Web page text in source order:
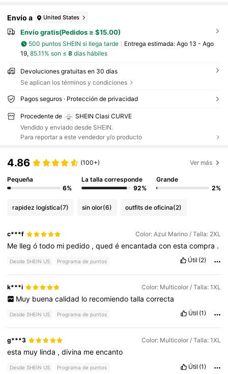
Envío a United States
Envío gratis(Pedidos ≥ $15.00)
500 puntos SHEIN si llega tarde Entrega estimada: Ago 13 - Ago
19, 85.11% son ≤ 8días hábiles
Devoluciones gratuitas en 30 días
Se aplican los términos y condiciones
Pagos seguros · Protección de privacidad
Procedente de
SHEIN Clasi CURVE
Vendido y enviado desde SHEIN.
Para reportar a este vendedor y/o producto
4.86 (100+) Ver más
Pequeña
6%
La talla corresponde
92%
Grande
2%
rapidez logística(7) sin olor(6) outfits de oficina(2)
c***f Color: Azul Marino / Talla: 2XL
Me llegótodo mi pedido ,quedéencantadaconestacompra .
Desde SHEIN US Programa de puntos Útil (2)
k***i Color: Multicolor / Talla: 1XL
Muy buena calidad lo recomiendo talla correcta
Desde SHEIN US Programa de puntos Útil (1)
g***3 Color: Multicolor / Talla: 1XL
esta muy linda ,divina meencanto
Desde SHEIN US Programa de puntos Útil (1)